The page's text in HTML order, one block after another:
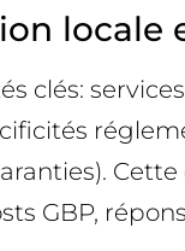
locale
clés:
GBP,